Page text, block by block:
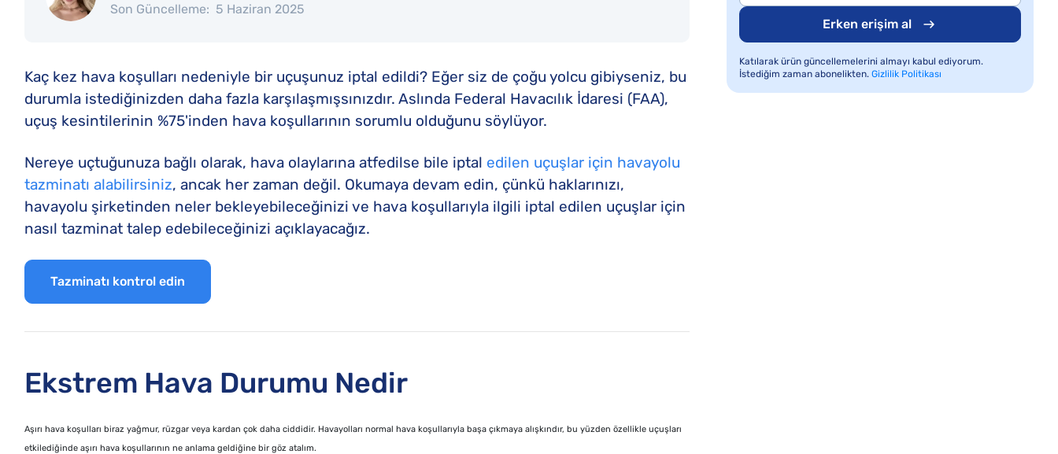
Son Güncelleme: 5 Haziran 2025
Kaç kez hava koşulları nedeniyle bir uçuşunuz iptal edildi? Eğer siz de çoğu yolcu gibiyseniz, bu
durumla istediğinizden daha fazla karşılaşmışsınızdır. Aslında Federal Havacılık İdaresi (FAA),
uçuş kesintilerinin %75'inden hava koşullarının sorumlu olduğunu söylüyor.
Nereye uçtuğunuza bağlı olarak, hava olaylarına atfedilse bile iptal edilen uçuşlar için havayolu
tazminatı alabilirsiniz, ancak her zaman değil. Okumaya devam edin, çünkü haklarınızı,
havayolu şirketinden neler bekleyebileceğinizi ve hava koşullarıyla ilgili iptal edilen uçuşlar için
nasıl tazminat talep edebileceğinizi açıklayacağız.
Tazminatı kontrol edin
Ekstrem Hava Durumu Nedir
Aşırı hava koşulları biraz yağmur, rüzgar veya kardan çok daha ciddidir. Havayolları normal hava koşullarıyla başa çıkmaya alışkındır, bu yüzden özellikle uçuşları
etkilediğinde aşırı hava koşullarının ne anlama geldiğine bir göz atalım.
Erken erişim al
Katılarak ürün güncellemelerini almayı kabul ediyorum.
İstediğim zaman abonelikten. Gizlilik Politikası